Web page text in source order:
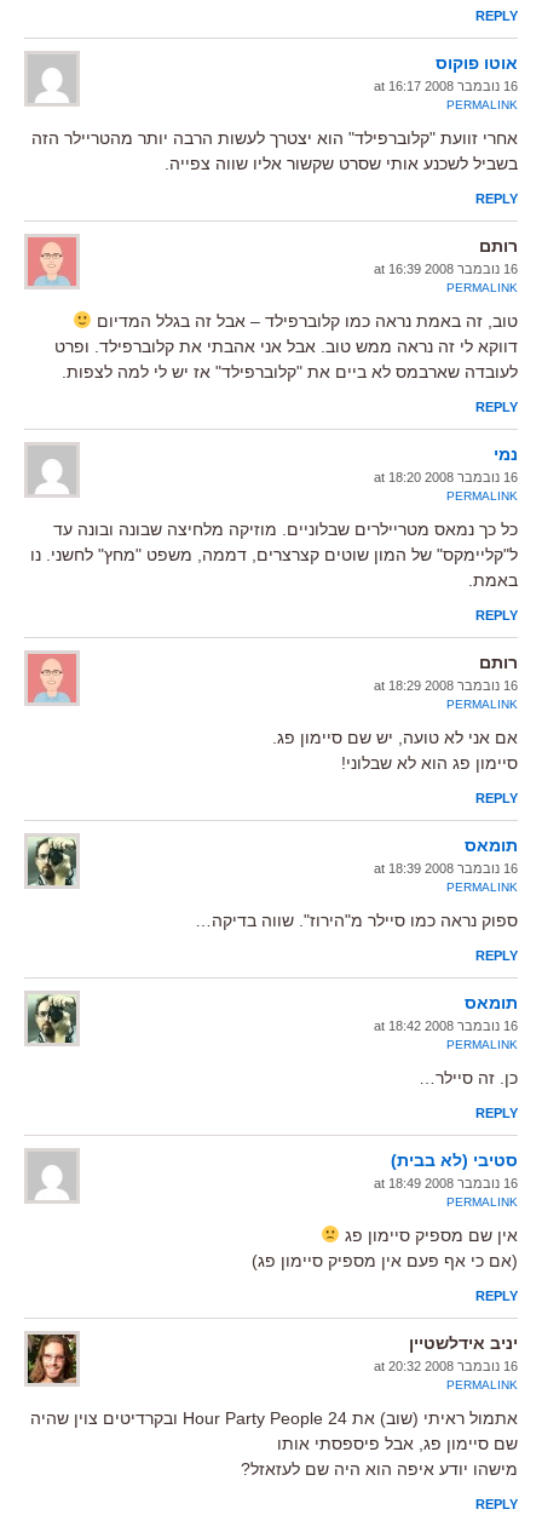
REPLY
אוטו פוקוס
16 נובמבר 2008 at 16:17
PERMALINK
אחרי זוועת "קלוברפילד" הוא יצטרך לעשות הרבה יותר מהטריילר הזה
בשביל לשכנע אותי שסרט שקשור אליו שווה צפייה.
REPLY
רותם
16 נובמבר 2008 at 16:39
PERMALINK
טוב, זה באמת נראה כמו קלוברפילד – אבל זה בגלל המדיום
דווקא לי זה נראה ממש טוב. אבל אני אהבתי את קלוברפילד. ופרט
לעובדה שארבמס לא ביים את "קלוברפילד" אז יש לי למה לצפות.
REPLY
נמי
16 נובמבר 2008 at 18:20
PERMALINK
כל כך נמאס מטריילרים שבלוניים. מוזיקה מלחיצה שבונה ובונה עד
ל"קליימקס" של המון שוטים קצרצרים, דממה, משפט "מחץ" לחשני. נו
באמת.
REPLY
רותם
16 נובמבר 2008 at 18:29
PERMALINK
אם אני לא טועה, יש שם סיימון פג.
סיימון פג הוא לא שבלוני!
REPLY
תומאס
16 נובמבר 2008 at 18:39
PERMALINK
ספוק נראה כמו סיילר מ"הירוז". שווה בדיקה…
REPLY
תומאס
16 נובמבר 2008 at 18:42
PERMALINK
כן. זה סיילר…
REPLY
סטיבי (לא בבית)
16 נובמבר 2008 at 18:49
PERMALINK
אין שם מספיק סיימון פג
(אם כי אף פעם אין מספיק סיימון פג)
REPLY
יניב אידלשטיין
16 נובמבר 2008 at 20:32
PERMALINK
אתמול ראיתי (שוב) את 24 Hour Party People ובקרדיטים צוין שהיה
שם סיימון פג, אבל פיספסתי אותו
מישהו יודע איפה הוא היה שם לעזאזל?
REPLY